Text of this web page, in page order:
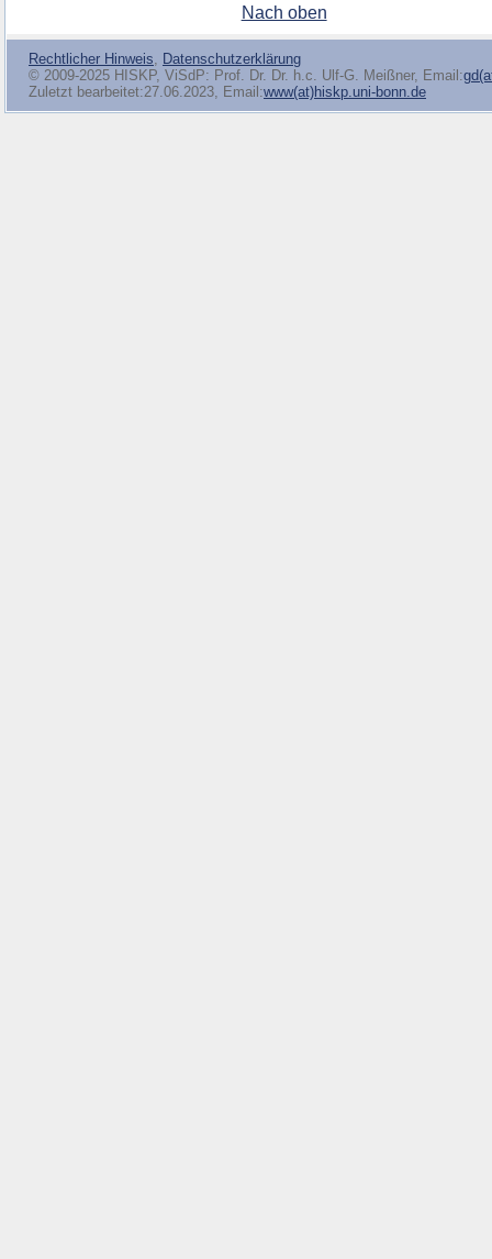
Nach oben
Rechtlicher Hinweis, Datenschutzerklärung
© 2009-2025 HISKP, ViSdP: Prof. Dr. Dr. h.c. Ulf-G. Meißner, Email:
Zuletzt bearbeitet:27.06.2023, Email:www(at)hiskp.uni-bonn.de